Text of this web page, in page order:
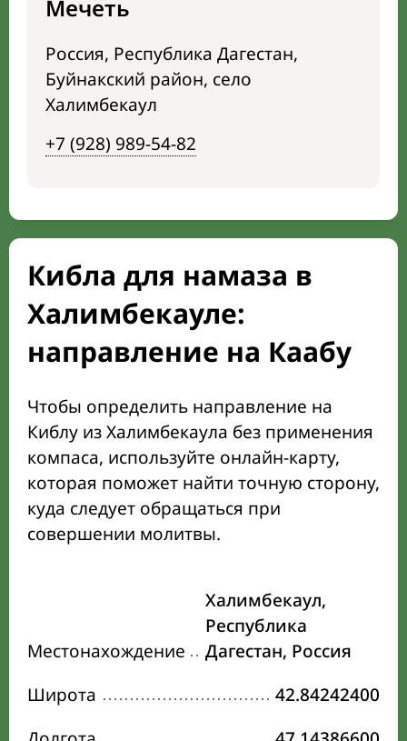
Мечеть
Россия, Республика Дагестан,
Буйнакский район, село
Халимбекаул
+7 (928) 989-54-82
Кибла для намаза в
Халимбекауле:
направление на Каабу
Чтобы определить направление на
Киблу из Халимбекаула без применения
компаса, используйте онлайн-карту,
которая поможет найти точную сторону,
куда следует обращаться при
совершении молитвы.
Местонахождение
Халимбекаул,
Республика
Дагестан, Россия
Широта
42.84242400